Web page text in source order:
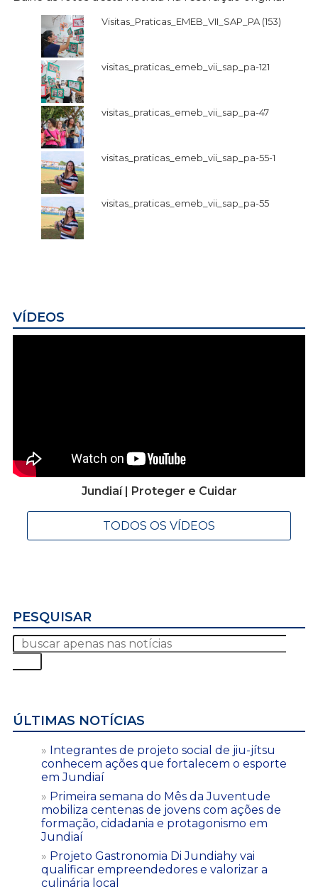
Visitas_Praticas_EMEB_VII_SAP_PA (153)
visitas_praticas_emeb_vii_sap_pa-121
visitas_praticas_emeb_vii_sap_pa-47
visitas_praticas_emeb_vii_sap_pa-55-1
visitas_praticas_emeb_vii_sap_pa-55
VÍDEOS
Jundiaí | Proteger e Cuidar
TODOS OS VÍDEOS
PESQUISAR
ÚLTIMAS NOTÍCIAS
Integrantes de projeto social de jiu-jítsu
conhecem ações que fortalecem o esporte
em Jundiaí
Primeira semana do Mês da Juventude
mobiliza centenas de jovens com ações de
formação, cidadania e protagonismo em
Jundiaí
Projeto Gastronomia Di Jundiahy vai
qualificar empreendedores e valorizar a
culinária local